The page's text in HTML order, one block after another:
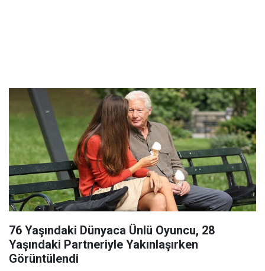
76 Yaşındaki Dünyaca Ünlü Oyuncu, 28
Yaşındaki Partneriyle Yakınlaşırken
Görüntülendi